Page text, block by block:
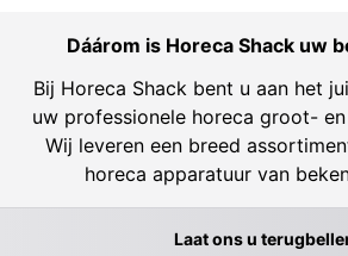
Dáárom is Horeca Shack uw
Bij Horeca Shack bent u aan het
uw professionele horeca groot-
Wij leveren een breed
horeca apparatuur van
Laat ons u